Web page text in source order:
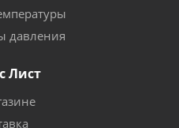
давления
Лист